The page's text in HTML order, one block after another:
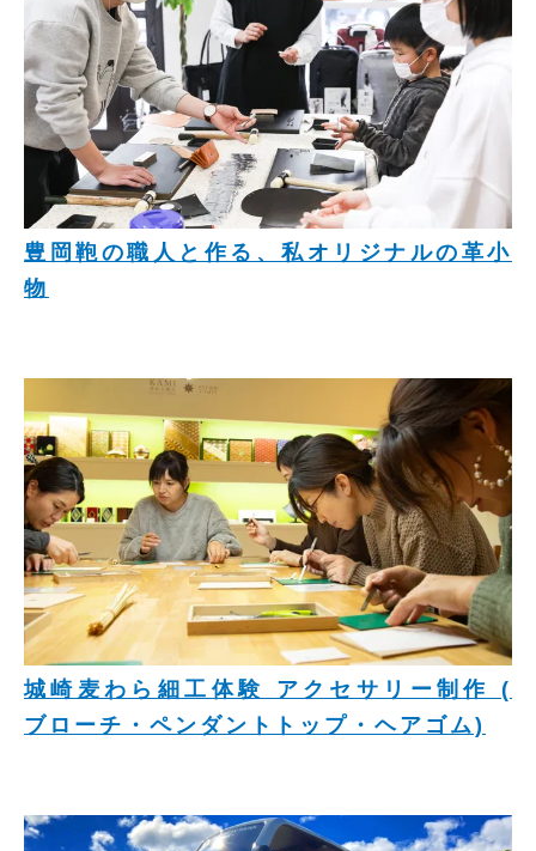
豊岡鞄の職人と作る、私オリジナルの革小
物
城崎麦わら細工体験 アクセサリー制作 (
ブローチ・ペンダントトップ・ヘアゴム)